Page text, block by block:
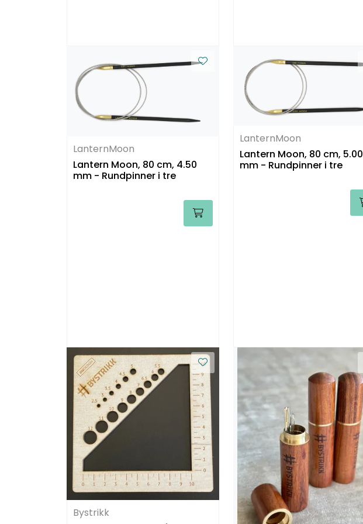
LanternMoon
Lantern Moon, 80 cm, 4.50
mm - Rundpinner i tre
LanternMoon
Lantern Moon, 80 cm, 5.00
mm - Rundpinner i tre
Bystrikk